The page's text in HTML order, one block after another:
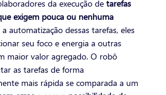
da execução de tarefas
exigem pouca ou nenhuma
automatização dessas tarefas, eles
seu foco e energia a outras
maior valor agregado. O robô
as tarefas de forma
mais rápida se comparada a um